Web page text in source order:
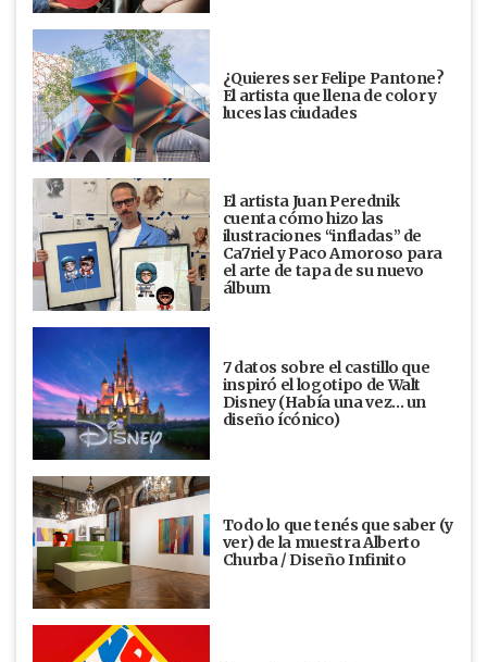
¿Quieres ser Felipe Pantone?
El artista que llena de color y
luces las ciudades
El artista Juan Perednik
cuenta cómo hizo las
ilustraciones “infladas” de
Ca7riel y Paco Amoroso para
el arte de tapa de su nuevo
álbum
7 datos sobre el castillo que
inspiró el logotipo de Walt
Disney (Había una vez... un
diseño ícónico)
Todo lo que tenés que saber (y
ver) de la muestra Alberto
Churba / Diseño Infinito